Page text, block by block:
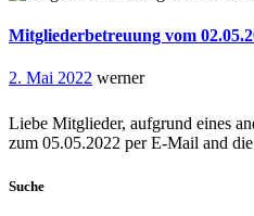
Mitgliederbetreuung vom
2. Mai 2022 werner
Liebe Mitglieder, aufgrund eines
zum 05.05.2022 per E-Mail and
Suche